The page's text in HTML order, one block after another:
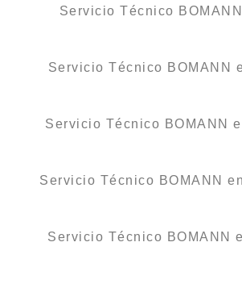
Servicio Técnico
Servicio Técnico BOMANN
Servicio Técnico BOMANN
Servicio Técnico BOMANN
Servicio Técnico BOMANN